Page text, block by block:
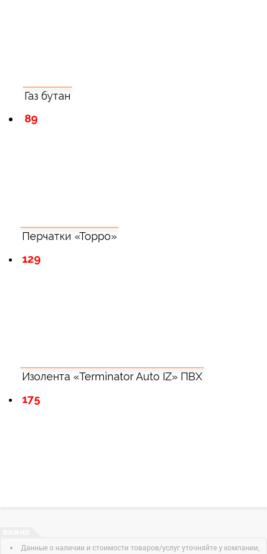
Газ бутан
89
Перчатки «Торро»
129
Изолента «Terminator Auto IZ» ПВХ
175
Данные о наличии и стоимости товаров/услуг уточняйте у компании,